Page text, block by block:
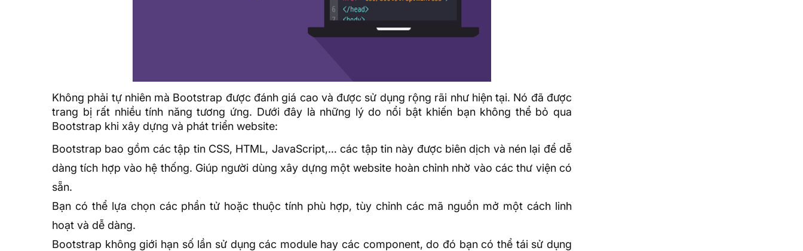
Không phải tự nhiên mà Bootstrap được đánh giá cao và được sử dụng rộng rãi như hiện tại. Nó đã được
trang bị rất nhiều tính năng tương ứng. Dưới đây là những lý do nổi bật khiến bạn không thể bỏ qua
Bootstrap khi xây dựng và phát triển website:
Bootstrap bao gồm các tập tin CSS, HTML, JavaScript,… các tập tin này được biên dịch và nén lại để dễ
dàng tích hợp vào hệ thống. Giúp người dùng xây dựng một website hoàn chỉnh nhờ vào các thư viện có
sẵn.
Bạn có thể lựa chọn các phần tử hoặc thuộc tính phù hợp, tùy chỉnh các mã nguồn mở một cách linh
hoạt và dễ dàng.
Bootstrap không giới hạn số lần sử dụng các module hay các component, do đó bạn có thể tái sử dụng